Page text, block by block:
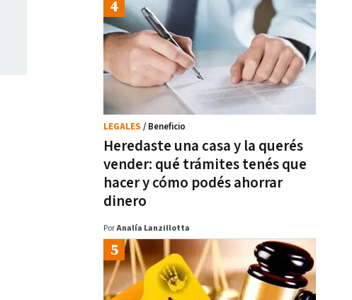
Heredaste una casa y la querés
vender: qué trámites tenés que
hacer y cómo podés ahorrar
dinero
LEGALES / Beneficio
PorAnalía Lanzillotta